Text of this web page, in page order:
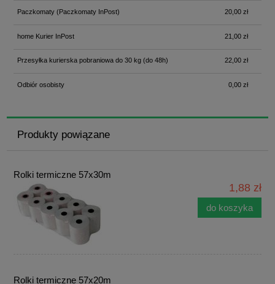
Paczkomaty(Paczkomaty InPost) 20,00 zł
home Kurier InPost 21,00 zł
Przesyłka kurierska pobraniowa do 30 kg(do 48h) 22,00 zł
Odbiór osobisty 0,00 zł
Produkty powiązane
Rolki termiczne 57x30m
1,88 zł
do koszyka
Rolki termiczne 57x20m